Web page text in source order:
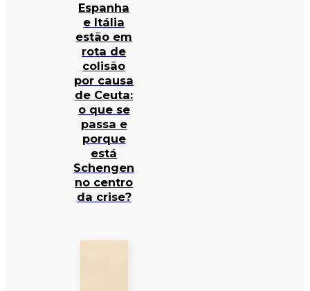
Espanha
e Itália
estão em
rota de
colisão
por causa
de Ceuta:
o que se
passa e
porque
está
Schengen
no centro
da crise?